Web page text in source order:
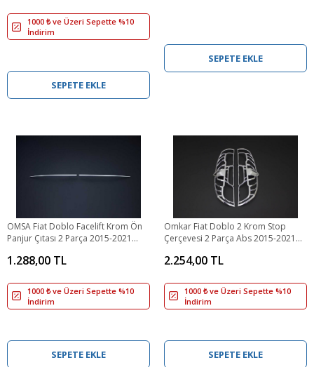
1000 ₺ ve Üzeri Sepette %10
İndirim
SEPETE EKLE
SEPETE EKLE
OMSA Fiat Doblo Facelift Krom Ön
Panjur Çıtası 2 Parça 2015-2021
1.288,00 TL
1000 ₺ ve Üzeri Sepette %10
İndirim
SEPETE EKLE
Omkar Fiat Doblo 2 Krom Stop
Çerçevesi 2 Parça Abs 2015-2021
2.254,00 TL
1000 ₺ ve Üzeri Sepette %10
İndirim
SEPETE EKLE